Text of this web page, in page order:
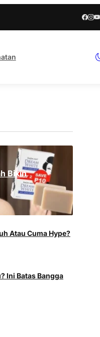
Bikin
Atau Cuma Hype?
Ini Batas Bangga